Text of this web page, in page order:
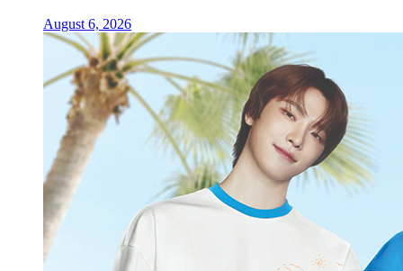
August 6, 2026